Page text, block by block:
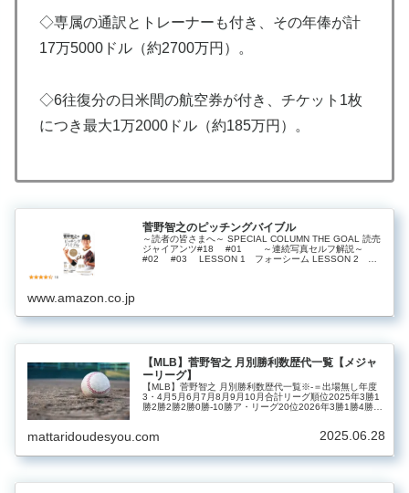
◇専属の通訳とトレーナーも付き、その年俸が計
17万5000ドル（約2700万円）。
◇6往復分の日米間の航空券が付き、チケット1枚
につき最大1万2000ドル（約185万円）。
菅野智之のピッチングバイブル
～読者の皆さまへ～ SPECIAL COLUMN THE GOAL 読売
ジャイアンツ#18 #01 ～連続写真セルフ解説～
#02 #03 LESSON 1 フォーシーム LESSON 2 ワ
www.amazon.co.jp
【MLB】菅野智之 月別勝利数歴代一覧【メジャ
ーリーグ】
【MLB】菅野智之 月別勝利数歴代一覧※‐＝出場無し年度
3・4月5月6月7月8月9月10月合計リーグ順位2025年3勝1
勝2勝2勝2勝0勝‐10勝ア・リーグ20位2026年3勝1勝4勝3
mattaridoudesyou.com 2025.06.28